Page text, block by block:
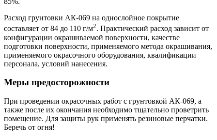
Расход грунтовки АК-069 на однослойное покрытие
составляет от 84 до 110 г/м2. Практический расход зависит от
конфигурации окрашиваемой поверхности, качестве
подготовки поверхности, применяемого метода окрашивания,
применяемого окрасочного оборудования, квалификации
персонала, условий нанесения.
Меры предосторожности
При проведении окрасочных работ с грунтовкой АК-069, а
также после их окончания необходимо тщательно проветрить
помещение. Для защиты рук применять резиновые перчатки.
Беречь от огня!